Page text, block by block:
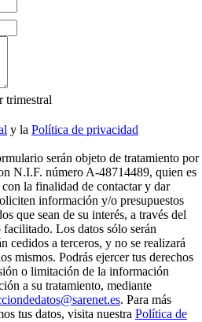
trimestral
y la Política de privacidad
serán objeto de tratamiento por
N.I.F. número A-48714489, quien es
la finalidad de contactar y dar
información y/o presupuestos
que sean de su interés, a través del
Los datos sólo serán
cedidos a terceros, y no se realizará
mismos. Podrás ejercer tus derechos
o limitación de la información
a su tratamiento, mediante
. Para más
tus datos, visita nuestra Política de